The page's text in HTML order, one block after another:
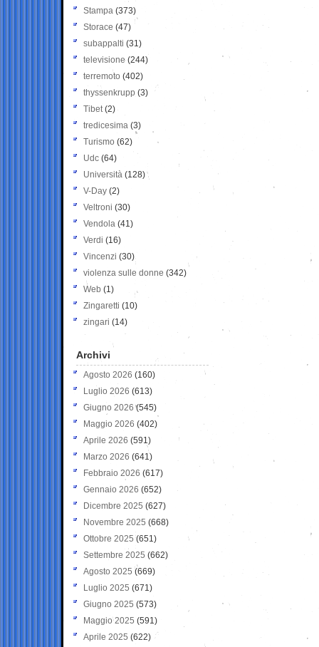
Stampa (373)
Storace (47)
subappalti (31)
televisione(244)
terremoto (402)
thyssenkrupp (3)
Tibet(2)
tredicesima (3)
Turismo (62)
Udc (64)
Università (128)
V-Day (2)
Veltroni (30)
Vendola (41)
Verdi (16)
Vincenzi (30)
violenza sulle donne (342)
Web (1)
Zingaretti (10)
zingari (14)
Archivi
Agosto 2026 (160)
Luglio 2026 (613)
Giugno 2026 (545)
Maggio 2026 (402)
Aprile 2026 (591)
Marzo 2026 (641)
Febbraio 2026 (617)
Gennaio 2026 (652)
Dicembre 2025 (627)
Novembre 2025 (668)
Ottobre 2025 (651)
Settembre 2025 (662)
Agosto 2025 (669)
Luglio 2025 (671)
Giugno 2025 (573)
Maggio 2025 (591)
Aprile 2025 (622)